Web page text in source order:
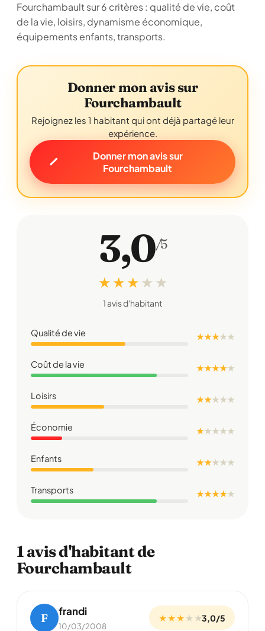
Fourchambault sur 6 critères : qualité de vie, coût
de la vie, loisirs, dynamisme économique,
équipements enfants, transports.
Donner mon avis sur
Fourchambault
Rejoignez les 1 habitant qui ont déjà partagé leur
expérience.
Donner mon avis sur
Fourchambault
3,0/5
★ ★ ★ ★ ★
1 avis d'habitant
Qualité de vie ★ ★ ★★★
Coût de la vie ★ ★ ★ ★★
Loisirs ★ ★★★★
Économie ★★★★★
Enfants ★ ★★★★
Transports ★ ★ ★ ★★
1 avis d'habitant de
Fourchambault
F frandi
10/03/2008
★ ★ ★★ ★3,0/5